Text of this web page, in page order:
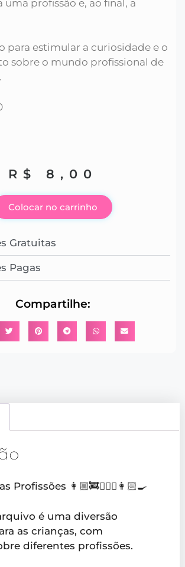
uma profissão e, ao final, a
para estimular a curiosidade e o
sobre o mundo profissional de
R$ 8,00
Colocar no carrinho
Gratuitas
Pagas
Compartilhe:
Profissões 👩🏼‍🚒👮🏼‍♂️👩🏻‍🍳
é uma diversão
as crianças, com
diferentes profissões.